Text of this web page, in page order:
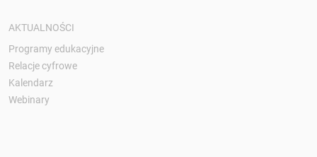
AKTUALNOŚCI
Programy edukacyjne
Relacje cyfrowe
Kalendarz
Webinary